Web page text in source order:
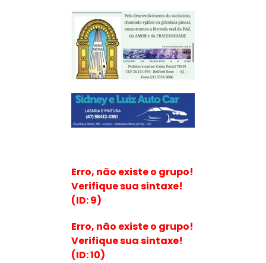
Erro, não existe o grupo!
Verifique sua sintaxe!
(ID: 9)
Erro, não existe o grupo!
Verifique sua sintaxe!
(ID: 10)